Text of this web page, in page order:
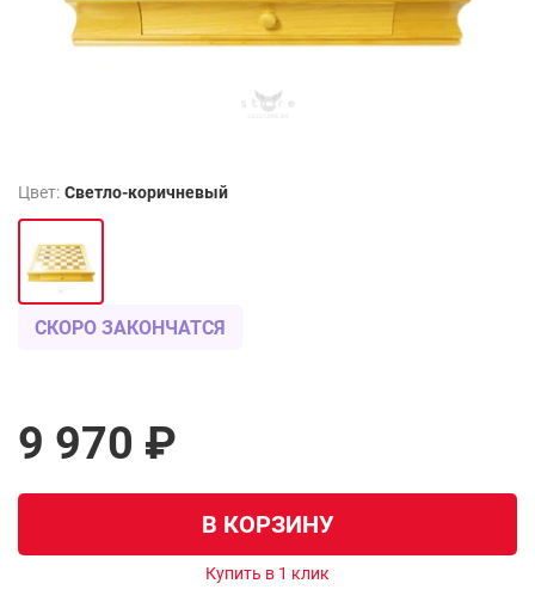
Цвет: Светло-коричневый
СКОРО ЗАКОНЧАТСЯ
9 970 ₽
В КОРЗИНУ
Купить в 1 клик